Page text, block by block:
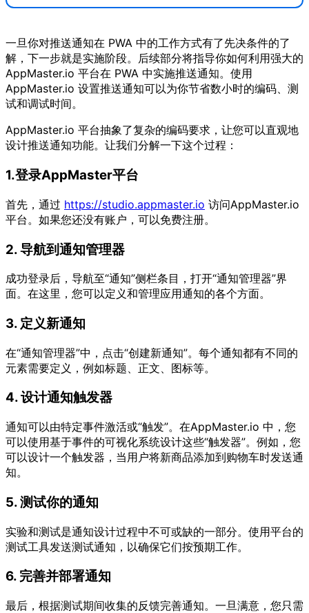
一旦你对推送通知在 PWA 中的工作方式有了先决条件的了
解，下一步就是实施阶段。后续部分将指导你如何利用强大的
AppMaster.io 平台在 PWA 中实施推送通知。使用
AppMaster.io 设置推送通知可以为你节省数小时的编码、测
试和调试时间。
AppMaster.io 平台抽象了复杂的编码要求，让您可以直观地
设计推送通知功能。让我们分解一下这个过程：
1.登录AppMaster平台
首先，通过 https://studio.appmaster.io 访问AppMaster.io
平台。如果您还没有账户，可以免费注册。
2. 导航到通知管理器
成功登录后，导航至“通知”侧栏条目，打开“通知管理器”界
面。在这里，您可以定义和管理应用通知的各个方面。
3. 定义新通知
在“通知管理器”中，点击“创建新通知”。每个通知都有不同的
元素需要定义，例如标题、正文、图标等。
4. 设计通知触发器
通知可以由特定事件激活或“触发”。在AppMaster.io 中，您
可以使用基于事件的可视化系统设计这些“触发器”。例如，您
可以设计一个触发器，当用户将新商品添加到购物车时发送通
知。
5. 测试你的通知
实验和测试是通知设计过程中不可或缺的一部分。使用平台的
测试工具发送测试通知，以确保它们按预期工作。
6. 完善并部署通知
最后，根据测试期间收集的反馈完善通知。一旦满意，您只需